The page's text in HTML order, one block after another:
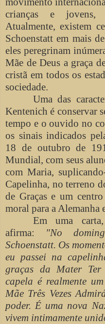
crianças e jovens,
Atualmente, existem
Schoenstatt em mais
eles peregrinam
Mãe de Deus a graça
cristã em todos os
sociedade.
Uma das
Kentenich é conservar
tempo e o ouvido no
os sinais indicados
18 de outubro de
Mundial, com seus
com Maria,
Capelinha, no terreno
de Graças e um
moral para a Alemanha
Em uma
afirma: "No
Schoenstatt. Os
eu passei na
graças da Mater Ter
capela é realmente
Mãe Três Vezes
poder. É uma nova
vivem intimamente